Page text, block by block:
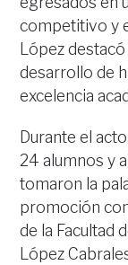
competitivo y
López
desarrollo de
excelencia
Durante el
24 alumnos y
tomaron la
promoción
de la Facultad
López